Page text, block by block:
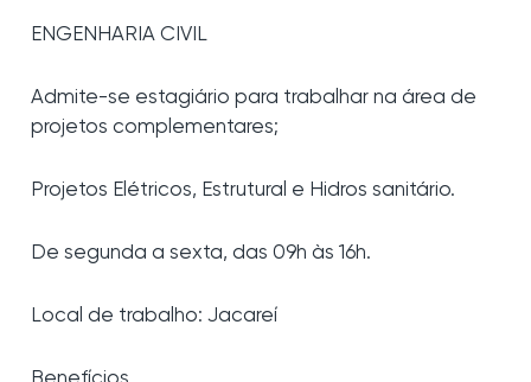
ENGENHARIA CIVIL
Admite-se estagiário para trabalhar na área de
projetos complementares;
Projetos Elétricos, Estrutural e Hidros sanitário.
De segunda a sexta, das 09h às 16h.
Local de trabalho: Jacareí